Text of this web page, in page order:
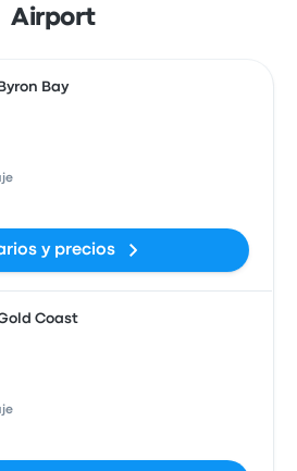
Airport
Bay
y precios
Coast